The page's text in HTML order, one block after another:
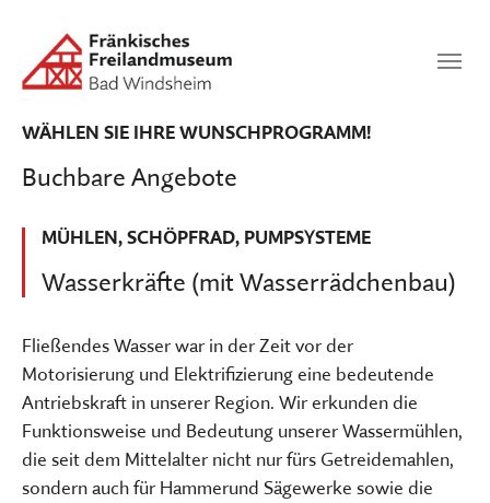
SUCHEN
Buchbare Angebote
WÄHLEN SIE IHRE WUNSCHPROGRAMM!
Wasserkräfte (mit Wasserrädchenbau)
MÜHLEN, SCHÖPFRAD, PUMPSYSTEME
Fließendes Wasser war in der Zeit vor der
Motorisierung und Elektrifizierung eine bedeutende
Antriebskraft in unserer Region. Wir erkunden die
Funktionsweise und Bedeutung unserer Wassermühlen,
die seit dem Mittelalter nicht nur fürs Getreidemahlen,
sondern auch für Hammerund Sägewerke sowie die